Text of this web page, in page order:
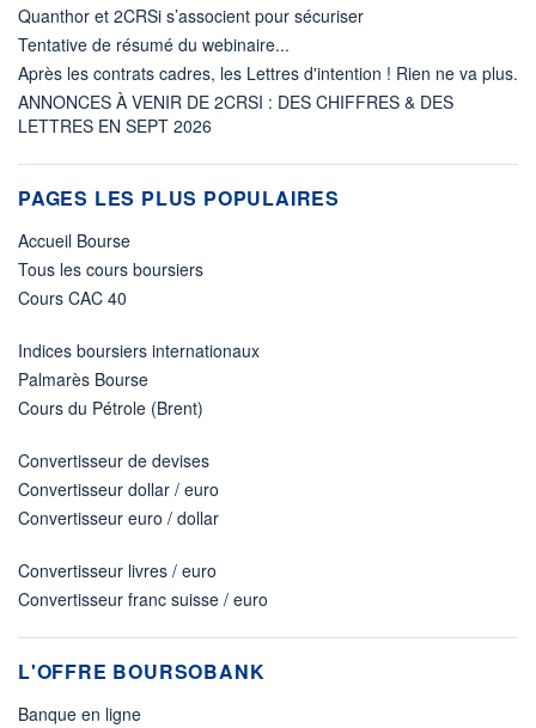
Quanthor et 2CRSi s’associent pour sécuriser
Tentative de résumé du webinaire...
Après les contrats cadres, les Lettres d'intention ! Rien ne va plus.
ANNONCES À VENIR DE 2CRSI : DES CHIFFRES & DES
LETTRES EN SEPT 2026
PAGES LES PLUS POPULAIRES
Accueil Bourse
Tous les cours boursiers
Cours CAC 40
Indices boursiers internationaux
Palmarès Bourse
Cours du Pétrole (Brent)
Convertisseur de devises
Convertisseur dollar / euro
Convertisseur euro / dollar
Convertisseur livres / euro
Convertisseur franc suisse / euro
L'OFFRE BOURSOBANK
Banque en ligne